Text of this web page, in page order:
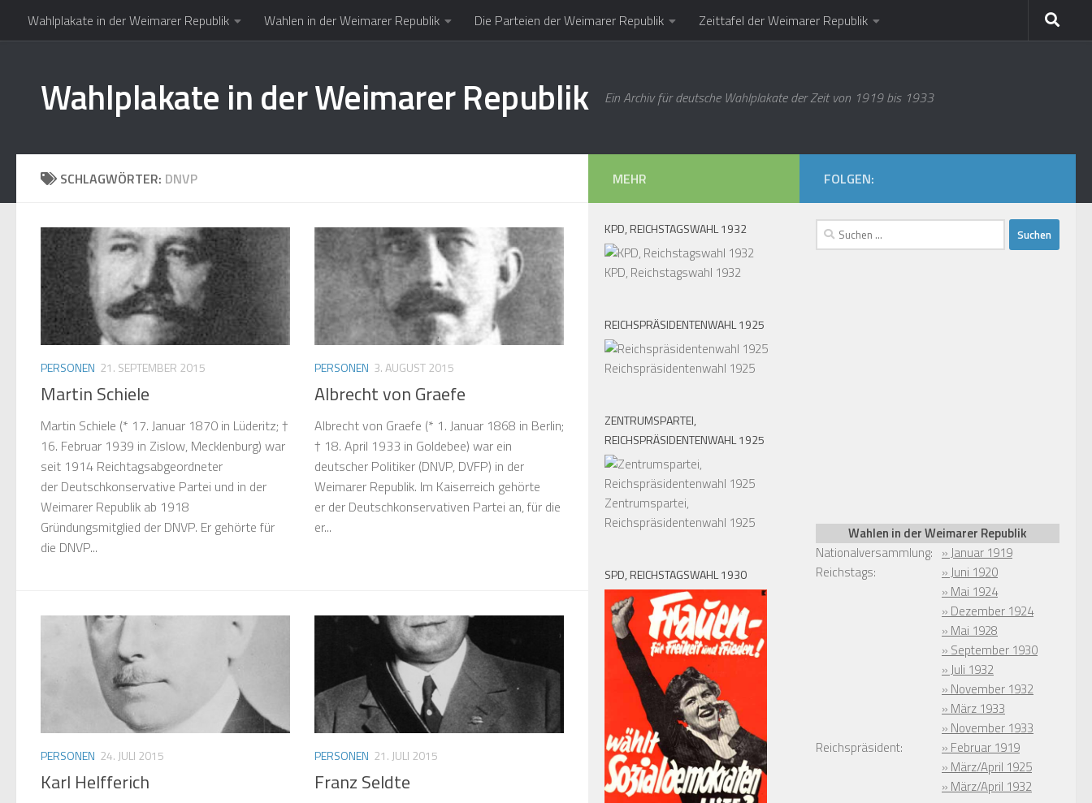
Zum Inhalt springen
Wahlplakate in der Weimarer Republik Wahlen in der Weimarer Republik Die Parteien der Weimarer Republik Zeittafel der Weimarer Republik
Wahlplakate in der Weimarer Republik Ein Archiv für deutsche Wahlplakate der Zeit von 1919 bis 1933
SCHLAGWÖRTER: DNVP
PERSONEN 21. SEPTEMBER 2015
Martin Schiele
Martin Schiele (* 17. Januar 1870 in Lüderitz; †
16. Februar 1939 in Zislow, Mecklenburg) war
seit 1914 Reichtagsabgeordneter
der Deutschkonservative Partei und in der
Weimarer Republik ab 1918
Gründungsmitglied der DNVP. Er gehörte für
die DNVP...
PERSONEN 3. AUGUST 2015
Albrecht von Graefe
Albrecht von Graefe (* 1. Januar 1868 in Berlin;
† 18. April 1933 in Goldebee) war ein
deutscher Politiker (DNVP, DVFP) in der
Weimarer Republik. Im Kaiserreich gehörte
er der Deutschkonservativen Partei an, für die
er...
PERSONEN 24. JULI 2015
Karl Helfferich
PERSONEN 21. JULI 2015
Franz Seldte
FOLGEN:
Suchen
nach:
Wahlen in der Weimarer Republik
Nationalversammlung: » Januar 1919
Reichstags:
» Juni 1920
» Mai 1924
» Dezember 1924
» Mai 1928
» September 1930
» Juli 1932
» November 1932
» März 1933
» November 1933
Reichspräsident:
» Februar 1919
» März/April 1925
» März/April 1932
MEHR
KPD, REICHSTAGSWAHL 1932
KPD, Reichstagswahl 1932
REICHSPRÄSIDENTENWAHL 1925
Reichspräsidentenwahl 1925
ZENTRUMSPARTEI,
REICHSPRÄSIDENTENWAHL 1925
Zentrumspartei,
Reichspräsidentenwahl 1925
SPD, REICHSTAGSWAHL 1930